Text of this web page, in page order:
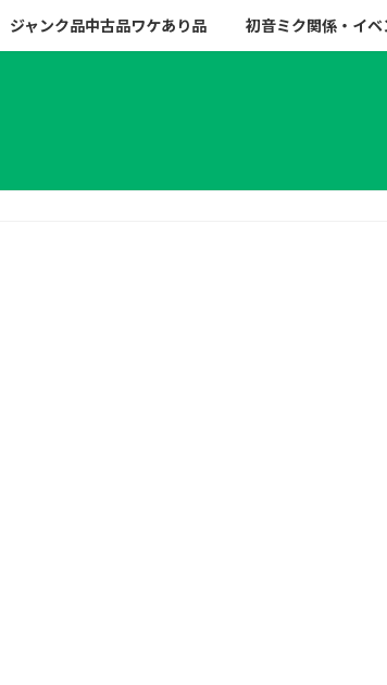
ジャンク品中古品ワケあり品 初音ミク関係・イベ